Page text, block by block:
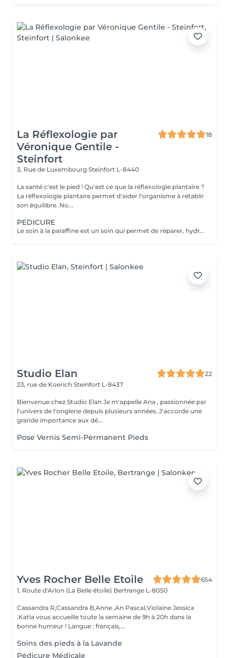
La Réflexologie par
Véronique Gentile -
Steinfort
18
3, Rue de Luxembourg Steinfort L-8440
La santé c'est le pied ! Qu'est ce que la réflexologie plantaire ?
La réflexologie plantaire permet d'aider l'organisme à rétablir
son équilibre. No...
PEDICURE
Le soin à la paraffine est un soin qui permet de réparer, hydrater et adoucir les pieds déshydratés, abîmés et desséchés par les agressions extérieures.
Studio Elan
22
23, rue de Koerich Steinfort L-8437
Bienvenue chez Studio Elan Je m'appelle Ana , passionnée par
l'univers de l'onglerie depuis plusieurs années. J'accorde une
grande importance aux dé...
Pose Vernis Semi-Permanent Pieds
Yves Rocher Belle Etoile
654
1, Route d'Arlon (La Belle étoile) Bertrange L-8050
Cassandra R,Cassandra B,Anne ,An Pascal,Violaine Jessica
,Katia vous accueille toute la semaine de 9h à 20h dans la
bonne humeur ! Langue : français,...
Soins des pieds à la Lavande
Pédicure Médicale